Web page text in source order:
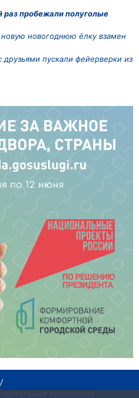
раз пробежали полуголые
новогоднюю ёлку взамен
пускали фейерверки из